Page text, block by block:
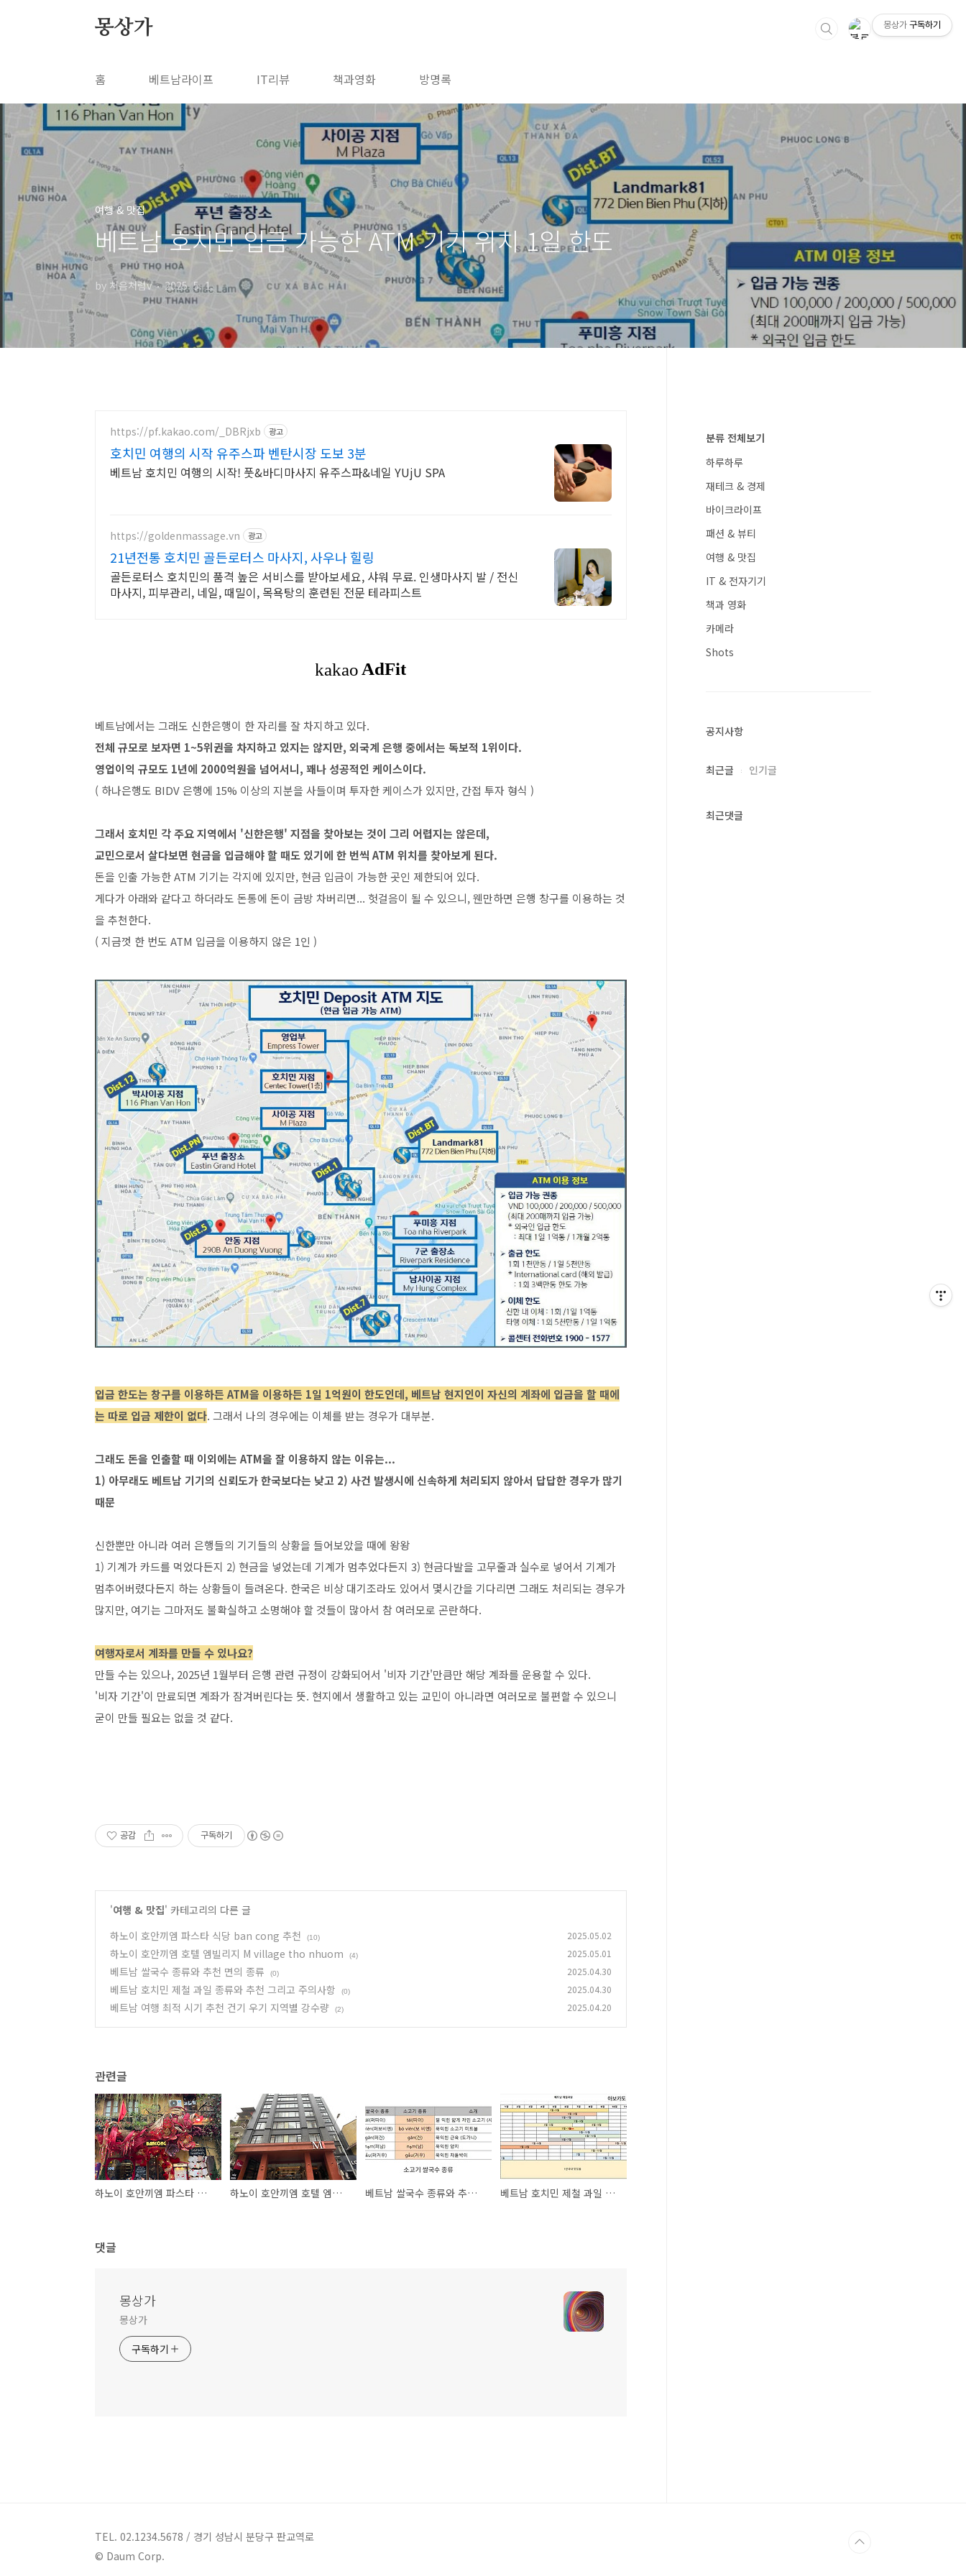
몽상가
홈 베트남라이프 IT리뷰 책과영화 방명록
여행 & 맛집
베트남 호치민 입금 가능한 ATM 기기 위치 1일 한도
by 처음처럼v 2025. 5. 1.
https://pf.kakao.com/_DBRjxb 광고
호치민 여행의 시작 유주스파 벤탄시장 도보 3분
베트남 호치민 여행의 시작! 풋&바디마사지 유주스파&네일 YUjU SPA
https://goldenmassage.vn 광고
21년전통 호치민 골든로터스 마사지, 사우나 힐링
골든로터스 호치민의 품격 높은 서비스를 받아보세요, 샤워 무료. 인생마사지 발 / 전신
마사지, 피부관리, 네일, 때밀이, 목욕탕의 훈련된 전문 테라피스트
베트남에서는 그래도 신한은행이 한 자리를 잘 차지하고 있다.
전체 규모로 보자면 1~5위권을 차지하고 있지는 않지만, 외국계 은행 중에서는 독보적 1위이다.
영업이익 규모도 1년에 2000억원을 넘어서니, 꽤나 성공적인 케이스이다.
( 하나은행도 BIDV 은행에 15% 이상의 지분을 사들이며 투자한 케이스가 있지만, 간접 투자 형식 )
그래서 호치민 각 주요 지역에서 '신한은행' 지점을 찾아보는 것이 그리 어렵지는 않은데,
교민으로서 살다보면 현금을 입금해야 할 때도 있기에 한 번씩 ATM 위치를 찾아보게 된다.
돈을 인출 가능한 ATM 기기는 각지에 있지만, 현금 입금이 가능한 곳인 제한되어 있다.
게다가 아래와 같다고 하더라도 돈통에 돈이 금방 차버리면... 헛걸음이 될 수 있으니, 웬만하면 은행 창구를 이용하는 것
을 추천한다.
( 지금껏 한 번도 ATM 입금을 이용하지 않은 1인 )
입금 한도는 창구를 이용하든 ATM을 이용하든 1일 1억원이 한도인데, 베트남 현지인이 자신의 계좌에 입금을 할 때에
는 따로 입금 제한이 없다. 그래서 나의 경우에는 이체를 받는 경우가 대부분.
그래도 돈을 인출할 때 이외에는 ATM을 잘 이용하지 않는 이유는...
1) 아무래도 베트남 기기의 신뢰도가 한국보다는 낮고 2) 사건 발생시에 신속하게 처리되지 않아서 답답한 경우가 많기
때문
신한뿐만 아니라 여러 은행들의 기기들의 상황을 들어보았을 때에 왕왕
1) 기계가 카드를 먹었다든지 2) 현금을 넣었는데 기계가 멈추었다든지 3) 현금다발을 고무줄과 실수로 넣어서 기계가
멈추어버렸다든지 하는 상황들이 들려온다. 한국은 비상 대기조라도 있어서 몇시간을 기다리면 그래도 처리되는 경우가
많지만, 여기는 그마저도 불확실하고 소명해야 할 것들이 많아서 참 여러모로 곤란하다.
여행자로서 계좌를 만들 수 있나요?
만들 수는 있으나, 2025년 1월부터 은행 관련 규정이 강화되어서 '비자 기간'만큼만 해당 계좌를 운용할 수 있다.
'비자 기간'이 만료되면 계좌가 잠겨버린다는 뜻. 현지에서 생활하고 있는 교민이 아니라면 여러모로 불편할 수 있으니
굳이 만들 필요는 없을 것 같다.
공감 구독하기
'여행 & 맛집' 카테고리의 다른 글
하노이 호안끼엠 파스타 식당 ban cong 추천
(10) 2025.05.02
하노이 호안끼엠 호텔 엠빌리지 M village tho nhuom (4) 2025.05.01
베트남 쌀국수 종류와 추천 면의 종류 (0) 2025.04.30
베트남 호치민 제철 과일 종류와 추천 그리고 주의사항 (0) 2025.04.30
베트남 여행 최적 시기 추천 건기 우기 지역별 강수량 (2) 2025.04.20
관련글
하노이 호안끼엠 파스타 식당 ban cong 추천 하노이 호안끼엠 호텔 엠빌리지 M village tho nhuom 베트남 쌀국수 종류와 추천 면의 종류 베트남 호치민 제철 과일 종류와 추천 그리고 주의사항
댓글
몽상가
몽상가
구독하기
분류 전체보기
하루하루
재테크 & 경제
바이크라이프
패션 & 뷰티
여행 & 맛집
IT & 전자기기
책과 영화
카메라
Shots
공지사항
최근글 인기글
최근댓글
TEL. 02.1234.5678 / 경기 성남시 분당구 판교역로
© Daum Corp.
몽상가 구독하기